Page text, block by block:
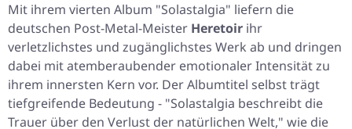
Mit ihrem vierten Album "Solastalgia" liefern die
deutschen Post-Metal-Meister Heretoir ihr
verletzlichstes und zugänglichstes Werk ab und dringen
dabei mit atemberaubender emotionaler Intensität zu
ihrem innersten Kern vor. Der Albumtitel selbst trägt
tiefgreifende Bedeutung - "Solastalgia beschreibt die
Trauer über den Verlust der natürlichen Welt," wie die